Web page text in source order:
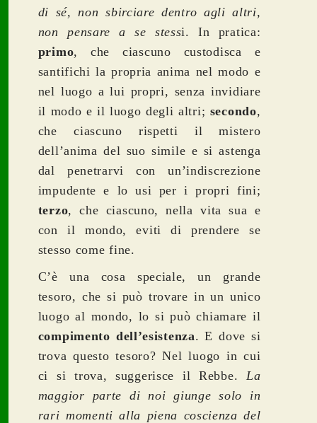
di sé, non sbirciare dentro agli altri,
non pensare a se stessi. In pratica:
primo, che ciascuno custodisca e
santifichi la propria anima nel modo e
nel luogo a lui propri, senza invidiare
il modo e il luogo degli altri; secondo,
che ciascuno rispetti il mistero
dell’anima del suo simile e si astenga
dal penetrarvi con un’indiscrezione
impudente e lo usi per i propri fini;
terzo, che ciascuno, nella vita sua e
con il mondo, eviti di prendere se
stesso come fine.
C’è una cosa speciale, un grande
tesoro, che si può trovare in un unico
luogo al mondo, lo si può chiamare il
compimento dell’esistenza. E dove si
trova questo tesoro? Nel luogo in cui
ci si trova, suggerisce il Rebbe. La
maggior parte di noi giunge solo in
rari momenti alla piena coscienza del